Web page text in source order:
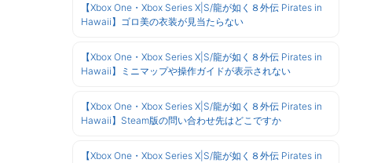
【Xbox One・Xbox Series X|S/龍が如く８外伝 Pirates in
Hawaii】ゴロ美の衣装が見当たらない
【Xbox One・Xbox Series X|S/龍が如く８外伝 Pirates in
Hawaii】ミニマップや操作ガイドが表示されない
【Xbox One・Xbox Series X|S/龍が如く８外伝 Pirates in
Hawaii】Steam版の問い合わせ先はどこですか
【Xbox One・Xbox Series X|S/龍が如く８外伝 Pirates in